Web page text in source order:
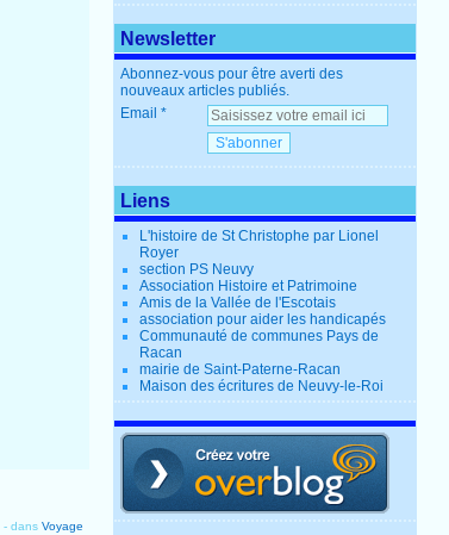
-dans Voyage
Newsletter
Abonnez-vous pour être averti des
nouveaux articles publiés.
Email
Liens
L'histoire de St Christophe par Lionel
Royer
section PS Neuvy
Association Histoire et Patrimoine
Amis de la Vallée de l'Escotais
association pour aider les handicapés
Communauté de communes Pays de
Racan
mairie de Saint-Paterne-Racan
Maison des écritures de Neuvy-le-Roi